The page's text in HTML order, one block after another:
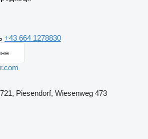
+43 664 1278830
Piesendorf, Wiesenweg 473